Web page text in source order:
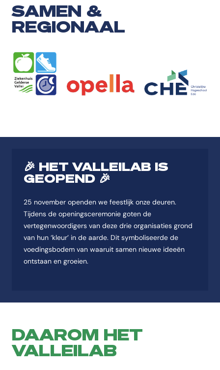
SAMEN &
REGIONAAL
🎉 HET VALLEILAB IS
GEOPEND 🎉
25 november openden we feestlijk onze deuren.
Tijdens de openingsceremonie goten de
vertegenwoordigers van deze drie organisaties grond
van hun ‘kleur’ in de aarde. Dit symboliseerde de
voedingsbodem van waaruit samen nieuwe ideeën
ontstaan en groeien.
DAAROM HET
VALLEILAB